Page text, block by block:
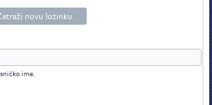
novu lozinku
ime.